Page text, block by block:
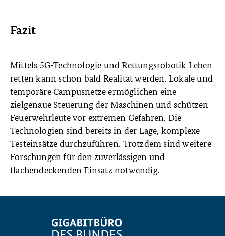
Fazit
Mittels 5G-Technologie und Rettungsrobotik Leben
retten kann schon bald Realität werden. Lokale und
temporäre Campusnetze ermöglichen eine
zielgenaue Steuerung der Maschinen und schützen
Feuerwehrleute vor extremen Gefahren. Die
Technologien sind bereits in der Lage, komplexe
Testeinsätze durchzuführen. Trotzdem sind weitere
Forschungen für den zuverlässigen und
flächendeckenden Einsatz notwendig.